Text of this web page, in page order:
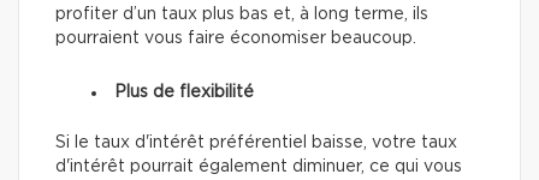
profiter d’un taux plus bas et, à long terme, ils
pourraient vous faire économiser beaucoup.
Plus de flexibilité
Si le taux d'intérêt préférentiel baisse, votre taux
d'intérêt pourrait également diminuer, ce qui vous